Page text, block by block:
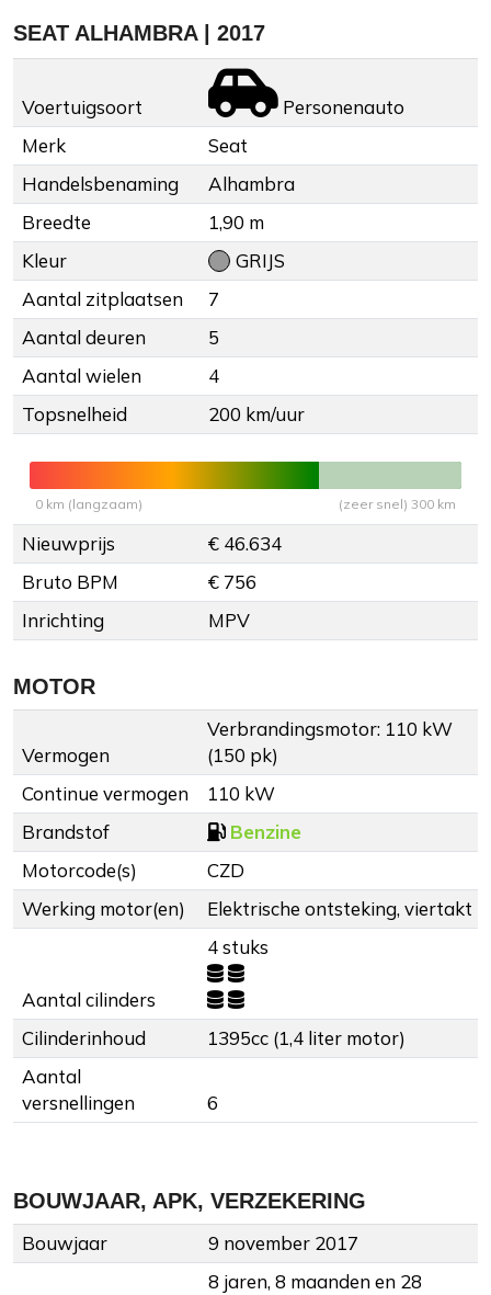
SEAT ALHAMBRA | 2017
Voertuigsoort
Personenauto
Merk
Seat
Handelsbenaming
Alhambra
Breedte
1,90 m
Kleur
GRIJS
Aantal zitplaatsen
7
Aantal deuren
5
Aantal wielen
4
Topsnelheid
200 km/uur
0 km (langzaam) (zeer snel) 300 km
Nieuwprijs
€ 46.634
Bruto BPM
€ 756
Inrichting
MPV
MOTOR
Vermogen
Verbrandingsmotor: 110 kW
(150 pk)
Continue vermogen
110 kW
Brandstof
Benzine
Motorcode(s)
CZD
Werking motor(en)
Elektrische ontsteking, viertakt
Aantal cilinders
4 stuks
Cilinderinhoud
1395cc (1,4 liter motor)
Aantal
versnellingen
6
BOUWJAAR, APK, VERZEKERING
Bouwjaar
9 november 2017
8 jaren, 8 maanden en 28